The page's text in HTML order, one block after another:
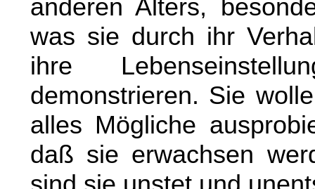
anderen Alters,
was sie durch ihr
ihre
demonstrieren. Sie
alles Mögliche
daß sie erwachsen